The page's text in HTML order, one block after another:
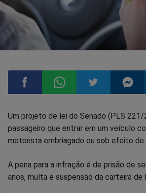
Compartilhar
no
Facebook
Compartilhar
no
Whatsapp
Compartilhar
no
Twitter
no
Um projeto de lei do Senado (PLS 221/
passageiro que entrar em um veículo
motorista embriagado ou sob efeito de
A pena para a infração é de prisão de
anos, multa e suspensão da carteira de